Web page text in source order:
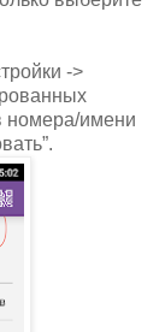
->
номера/имени